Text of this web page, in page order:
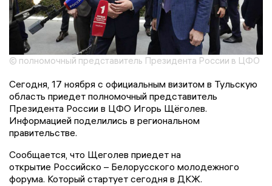
© полномочный представитель Президента России в ЦФО
Сегодня, 17 ноября с официальным визитом в Тульскую
область приедет полномочный представитель
Президента России в ЦФО Игорь Щёголев.
Информацией поделились в региональном
правительстве.
Сообщается, что Щеголев приедет на
открытие Российско – Белорусского молодежного
форума. Который стартует сегодня в ДКЖ.